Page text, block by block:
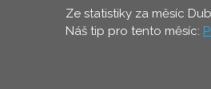
Ze statistiky za měsíc
Náš tip pro tento měsíc: